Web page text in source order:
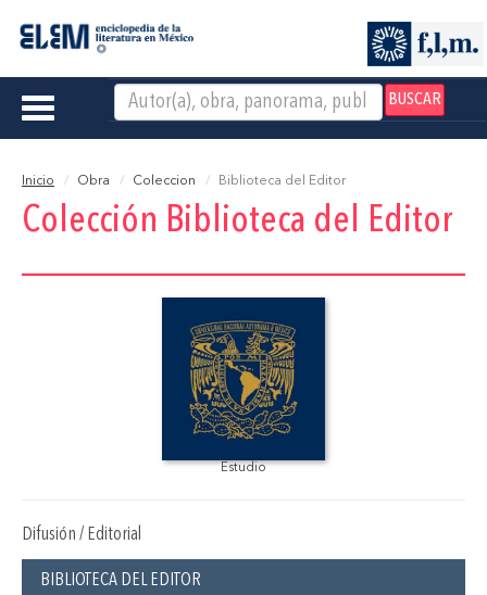
BUSCAR
Toggle
Inicio Obra Coleccion Biblioteca del Editor
Colección Biblioteca del Editor
Estudio
Difusión / Editorial
BIBLIOTECA DEL EDITOR